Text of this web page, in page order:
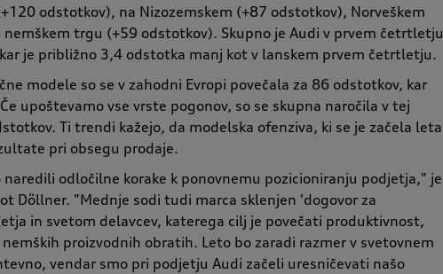
odstotkov), na Nizozemskem (+87 odstotkov), Norveškem
trgu (+59 odstotkov). Skupno je Audi v prvem četrtletju
je približno 3,4 odstotka manj kot v lanskem prvem četrtletju.
modele so se v zahodni Evropi povečala za 86 odstotkov, kar
upoštevamo vse vrste pogonov, so se skupna naročila v tej
Ti trendi kažejo, da modelska ofenziva, ki se je začela leta
pri obsegu prodaje.
odločilne korake k ponovnemu pozicioniranju podjetja," je
Döllner. "Mednje sodi tudi marca sklenjen 'dogovor za
in svetom delavcev, katerega cilj je povečati produktivnost,
proizvodnih obratih. Leto bo zaradi razmer v svetovnem
vendar smo pri podjetju Audi začeli uresničevati našo